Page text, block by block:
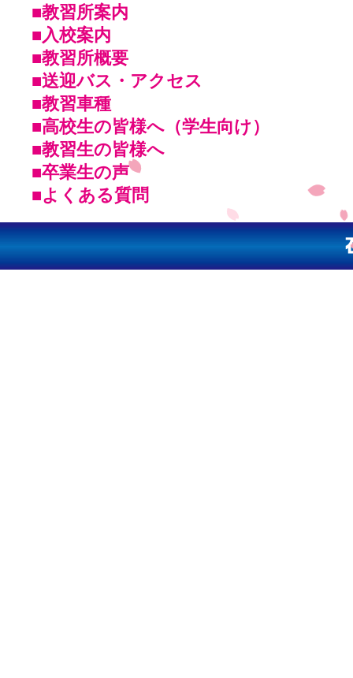
■教習所案内
■入校案内
■教習所概要
■送迎バス・アクセス
■教習車種
■高校生の皆様へ（学生向け）
■教習生の皆様へ
■卒業生の声
■よくある質問